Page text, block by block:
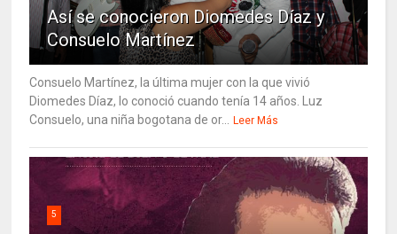
Así se conocieron Diomedes Díaz y
Consuelo Martínez
Consuelo Martínez, la última mujer con la que vivió
Diomedes Díaz, lo conoció cuando tenía 14 años. Luz
Consuelo, una niña bogotana de or...
Leer Más
5